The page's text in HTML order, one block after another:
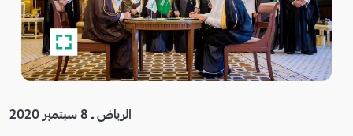
الرياض ـ 8 سبتمبر 2020